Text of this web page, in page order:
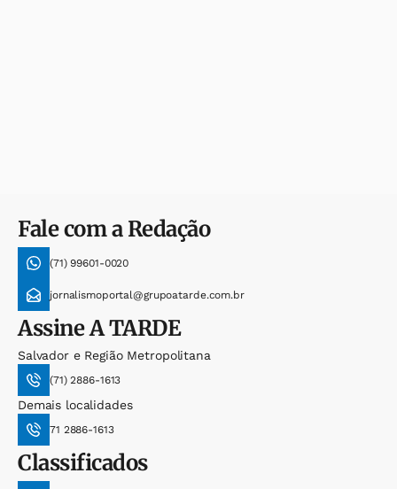
Fale com a Redação
(71) 99601-0020
jornalismoportal@grupoatarde.com.br
AssineA TARDE
Salvador e Região Metropolitana
(71) 2886-1613
Demais localidades
71 2886-1613
Classificados